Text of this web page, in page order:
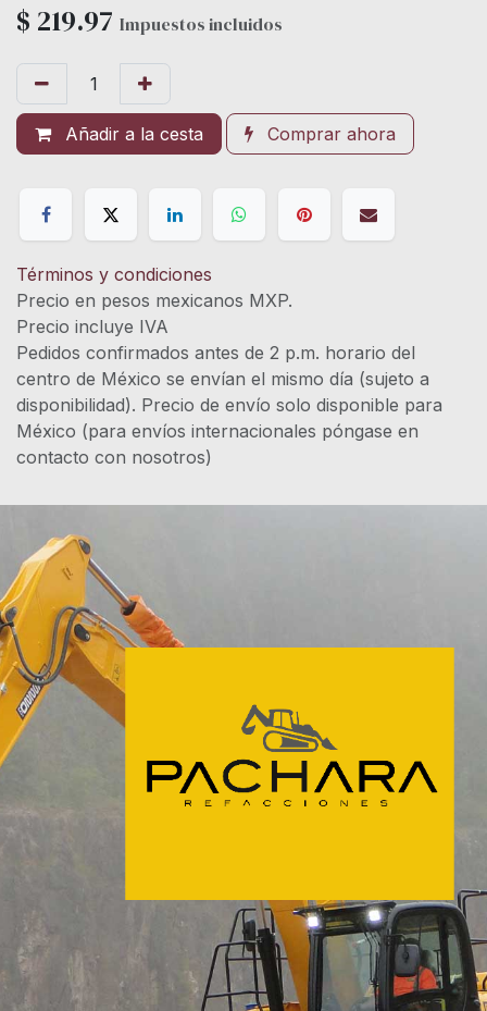
$ 219.97 Impuestos incluidos
Añadir a la cesta Comprar ahora
Términos y condiciones
Precio en pesos mexicanos MXP.
Precio incluye IVA
Pedidos confirmados antes de 2 p.m. horario del
centro de México se envían el mismo día (sujeto a
disponibilidad). Precio de envío solo disponible para
México (para envíos internacionales póngase en
contacto con nosotros)